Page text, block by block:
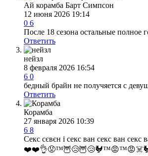
Ай корамба Барт Симпсон
12 июня 2026 19:14
0 6
После 18 сезона остальные полное
Ответить
нейзл
8 февраля 2026 16:54
6 0
бедный брайн не получяется с
Ответить
Корамба
27 января 2026 10:39
6 8
Секс сєвєн і секс ван секс ван